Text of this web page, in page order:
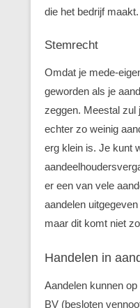
die het bedrijf maakt.
Stemrecht
Omdat je mede-
geworden als je
zeggen. Meestal zul
echter zo weinig
erg klein is. Je kunt
er een van vele
aandelen
maar dit komt niet
Handelen in
Aandelen kunnen
BV (besloten